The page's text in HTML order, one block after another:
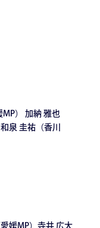
） 加納 雅也
泉 圭祐（香川
媛MP）寺井 広大